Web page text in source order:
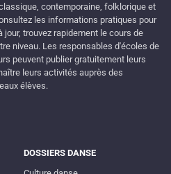
contemporaine, folklorique et
les informations pratiques pour
trouvez rapidement le cours de
niveau. Les responsables d'écoles de
peuvent publier gratuitement leurs
leurs activités auprès des
élèves.
DOSSIERS DANSE